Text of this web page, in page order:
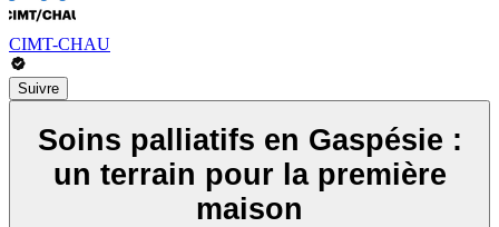
CIMT-CHAU
Suivre
Soins palliatifs en Gaspésie :
un terrain pour la première
maison